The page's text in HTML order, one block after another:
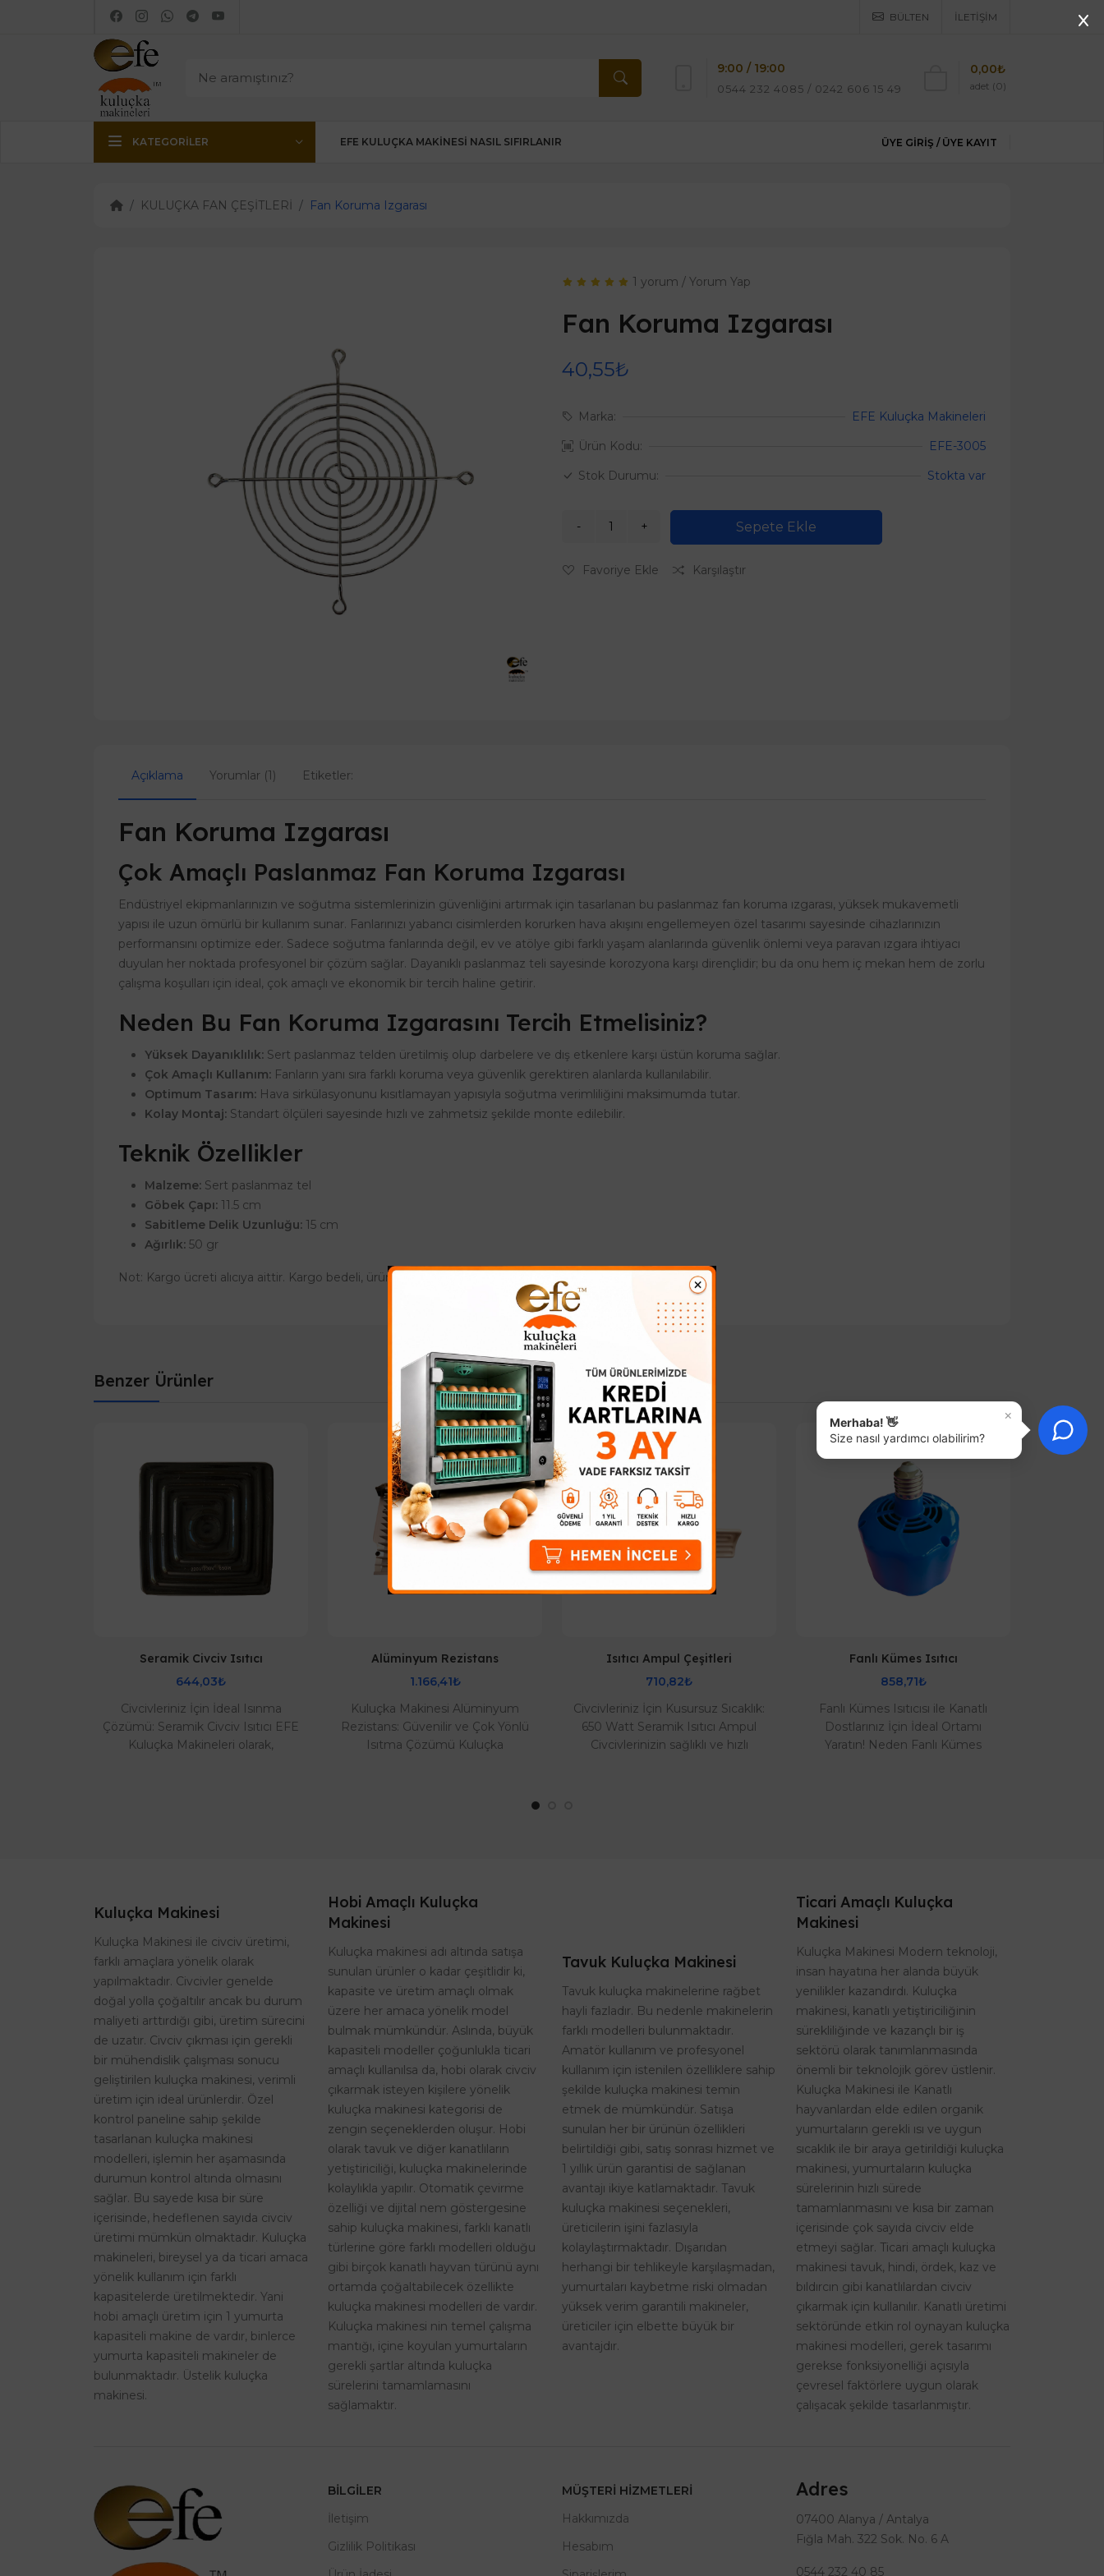
BÜLTEN İLETIŞIM
9:00 / 19:00
0544 232 4085 / 0242 606 15 49 adet (0)
0,00₺
KATEGORILER EFE KULUÇKA MAKINESI NASIL SIFIRLANIR ÜYE GIRIŞ / ÜYE KAYIT
KULUÇKA FAN ÇEŞİTLERİ Fan Koruma Izgarası
1 yorum / Yorum Yap
Fan Koruma Izgarası
40,55₺
Marka:
EFE Kuluçka Makineleri
Ürün Kodu:
EFE-3005
Stok Durumu:
Stokta var
Sepete Ekle
Favoriye Ekle Karşılaştır
Açıklama Yorumlar (1) Etiketler:
Fan Koruma Izgarası
Çok Amaçlı Paslanmaz Fan Koruma Izgarası
Endüstriyel ekipmanlarınızın ve soğutma sistemlerinizin güvenliğini artırmak için tasarlanan bu paslanmaz fan koruma ızgarası, yüksek mukavemetli
yapısı ile uzun ömürlü bir kullanım sunar. Fanlarınızı yabancı cisimlerden korurken hava akışını engellemeyen özel tasarımı sayesinde cihazlarınızın
performansını optimize eder. Sadece soğutma fanlarında değil, ev ve atölye gibi farklı yaşam alanlarında güvenlik önlemi veya paravan ızgara ihtiyacı
duyulan her noktada profesyonel bir çözüm sağlar. Dayanıklı paslanmaz teli sayesinde korozyona karşı dirençlidir; bu da onu hem iç mekan hem de zorlu
çalışma koşulları için ideal, çok amaçlı ve ekonomik bir tercih haline getirir.
Neden Bu Fan Koruma Izgarasını Tercih Etmelisiniz?
Yüksek Dayanıklılık: Sert paslanmaz telden üretilmiş olup darbelere ve dış etkenlere karşı üstün koruma sağlar.
Çok Amaçlı Kullanım: Fanların yanı sıra farklı koruma veya güvenlik gerektiren alanlarda kullanılabilir.
Optimum Tasarım: Hava sirkülasyonunu kısıtlamayan yapısıyla soğutma verimliliğini maksimumda tutar.
Kolay Montaj: Standart ölçüleri sayesinde hızlı ve zahmetsiz şekilde monte edilebilir.
Teknik Özellikler
Malzeme: Sert paslanmaz tel
Göbek Çapı: 11.5 cm
Sabitleme Delik Uzunluğu: 15 cm
Ağırlık: 50 gr
Not: Kargo ücreti alıcıya aittir. Kargo bedeli, ürünün koli hacmine (desi) göre değişiklik göstermektedir.
Benzer Ürünler
Seramik Civciv Isıtıcı
644,03₺
Civcivleriniz İçin İdeal Isınma
Çözümü: Seramik Civciv Isıtıcı EFE
Kuluçka Makineleri olarak,
Alüminyum Rezistans
1.166,41₺
Kuluçka Makinesi Alüminyum
Rezistans: Güvenilir ve Çok Yönlü
Isıtma Çözümü Kuluçka
Isıtıcı Ampul Çeşitleri
710,82₺
Civcivleriniz İçin Kusursuz Sıcaklık:
650 Watt Seramik Isıtıcı Ampul
Civcivlerinizin sağlıklı ve hızlı
Fanlı Kümes Isıtıcı
858,71₺
Fanlı Kümes Isıtıcısı ile Kanatlı
Dostlarınız İçin İdeal Ortamı
Yaratın! Neden Fanlı Kümes
Kuluçka Makinesi
Kuluçka Makinesi ile civciv üretimi,
farklı amaçlara yönelik olarak
yapılmaktadır. Civcivler genelde
doğal yolla çoğaltılır ancak bu durum
maliyeti arttırdığı gibi, üretim sürecini
de uzatır. Civciv çıkması için gerekli
bir mühendislik çalışması sonucu
geliştirilen kuluçka makinesi, verimli
üretim için ideal ürünlerdir. Özel
kontrol paneline sahip şekilde
tasarlanan kuluçka makinesi
modelleri, işlemin her aşamasında
durumun kontrol altında olmasını
sağlar. Bu sayede kısa bir süre
içerisinde, hedeflenen sayıda civciv
üretimi mümkün olmaktadır. Kuluçka
makineleri, bireysel ya da ticari amaca
yönelik kullanım için farklı
kapasitelerde üretilmektedir. Yani
hobi amaçlı üretim için 1 yumurta
kapasiteli makine de vardır, binlerce
yumurta kapasiteli makineler de
bulunmaktadır. Üstelik kuluçka
makinesi.
Hobi Amaçlı Kuluçka
Makinesi
Kuluçka makinesi adı altında satışa
sunulan ürünler o kadar çeşitlidir ki,
kapasite ve üretim amaçlı olmak
üzere her amaca yönelik model
bulmak mümkündür. Aslında, büyük
kapasiteli modeller çoğunlukla ticari
amaçlı kullanılsa da, hobi olarak civciv
çıkarmak isteyen kişilere yönelik
kuluçka makinesi kategorisi de
zengin seçeneklerden oluşur. Hobi
olarak tavuk ve diğer kanatlıların
yetiştiriciliği, kuluçka makinelerinde
kolaylıkla yapılır. Otomatik çevirme
özelliği ve dijital nem göstergesine
sahip kuluçka makinesi, farklı kanatlı
türlerine göre farklı modelleri olduğu
gibi birçok kanatlı hayvan türünü aynı
ortamda çoğaltabilecek özellikte
kuluçka makinesi modelleri de vardır.
Kuluçka makinesi nin temel çalışma
mantığı, içine koyulan yumurtaların
gerekli şartlar altında kuluçka
sürelerini tamamlamasını
sağlamaktır.
Tavuk Kuluçka Makinesi
Tavuk kuluçka makinelerine rağbet
hayli fazladır. Bu nedenle makinelerin
farklı modelleri bulunmaktadır.
Amatör kullanım ve profesyonel
kullanım için istenilen özelliklere sahip
şekilde kuluçka makinesi temin
etmek de mümkündür. Satışa
sunulan her bir ürünün özellikleri
belirtildiği gibi, satış sonrası hizmet ve
1 yıllık ürün garantisi de sağlanan
avantajı ikiye katlamaktadır. Tavuk
kuluçka makinesi seçenekleri,
üreticilerin işini fazlasıyla
kolaylaştırmaktadır. Dışarıdan
herhangi bir tehlikeyle karşılaşmadan,
yumurtaları kaybetme riski olmadan
yüksek verim garantili makineler,
üreticiler için elbette büyük bir
avantajdır.
Ticari Amaçlı Kuluçka
Makinesi
Kuluçka Makinesi Modern teknoloji,
insan hayatına her alanda büyük
yenilikler kazandırdı. Kuluçka
makinesi, kanatlı yetiştiriciliğinin
sürekliliğinde ve kazançlı bir iş
sektörü olarak tanımlanmasında
önemli bir teknolojik görev üstlenir.
Kuluçka Makinesi ile Kanatlı
hayvanlardan elde edilen organik
yumurtaların gerekli ısı ve uygun
sıcaklık ile bir araya getirildiği kuluçka
makinesi, yumurtaların kuluçka
sürelerinin hızlı sürede
tamamlanmasını ve kısa bir zaman
içerisinde çok sayıda civciv elde
etmeyi sağlar. Ticari amaçlı kuluçka
makinesi tavuk, hindi, ördek, kaz ve
bıldırcın gibi kanatlılardan civciv
çıkarmak için kullanılır. Kanatlı üretimi
sektöründe etkin rol oynayan kuluçka
makinesi modelleri, gerek tasarımı
gerekse fonksiyonelliği açısıyla
çevresel faktörlere uygun olarak
çalışacak şekilde tasarlanmıştır.
BILGILER
İletişim
Gizlilik Politikası
MÜŞTERI HIZMETLERI
Hakkımızda
Hesabım
Adres
07400 Alanya / Antalya
Fığla Mah. 322 Sok. No. 6 A
0544 232 40 85
×
Merhaba! 👋
Size nasıl yardımcı olabilirim?